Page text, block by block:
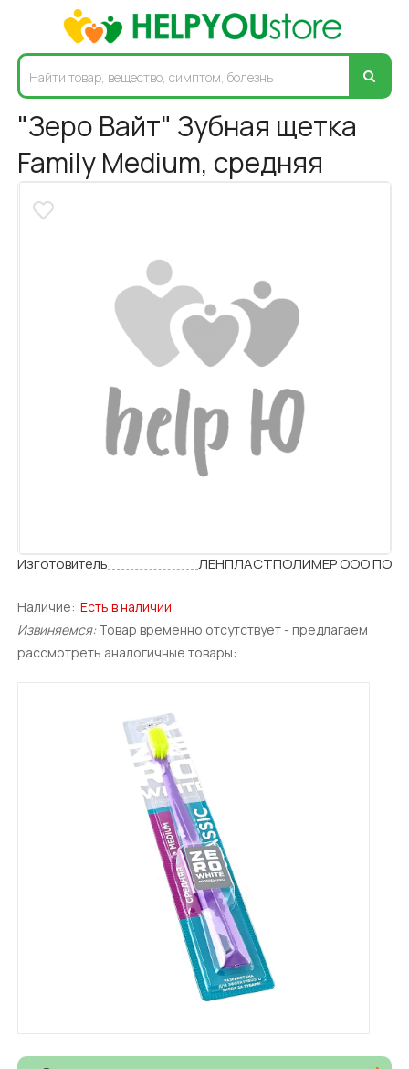
"Зеро Вайт" Зубная щетка
Family Medium, средняя
Изготовитель ЛЕНПЛАСТПОЛИМЕР ООО ПО
Наличие: Есть в наличии
Извиняемся: Товар временно отсутствует - предлагаем
рассмотреть аналогичные товары: